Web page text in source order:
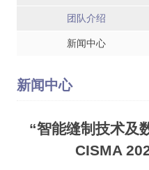
新闻中心
团队介绍
新闻中心
新闻中心
“智能缝制技术及
CISMA